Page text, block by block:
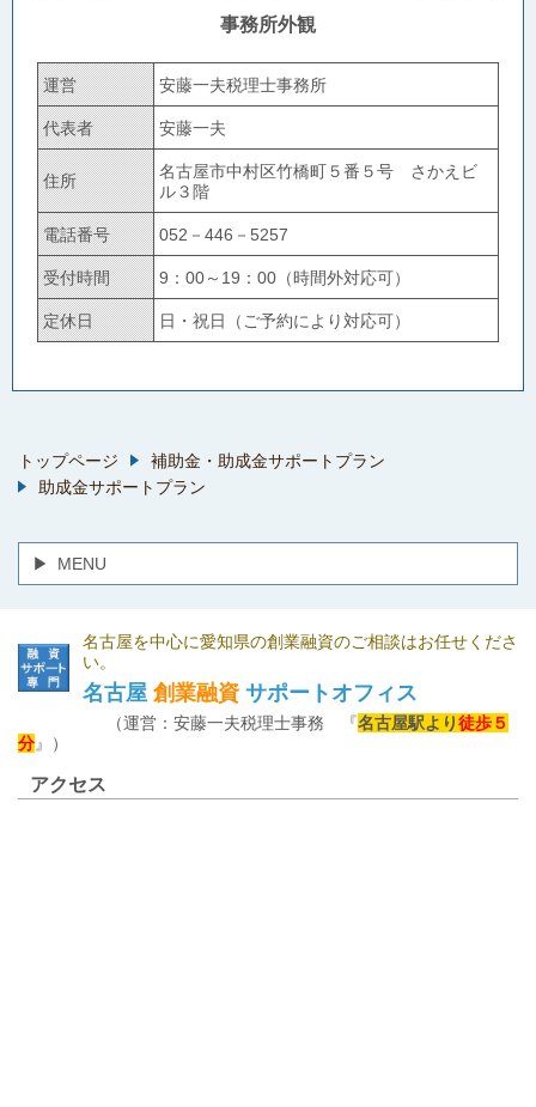
事務所外観
運営 安藤一夫税理士事務所
代表者 安藤一夫
住所
名古屋市中村区竹橋町５番５号 さかえビ
ル３階
電話番号 052－446－5257
受付時間 9：00～19：00（時間外対応可）
定休日 日・祝日（ご予約により対応可）
トップページ
補助金・助成金サポートプラン
助成金サポートプラン
MENU
名古屋を中心に愛知県の創業融資のご相談はお任せくださ
い。
名古屋 創業融資 サポートオフィス
（運営：安藤一夫税理士事務 『名古屋駅より徒歩５
分』）
アクセス